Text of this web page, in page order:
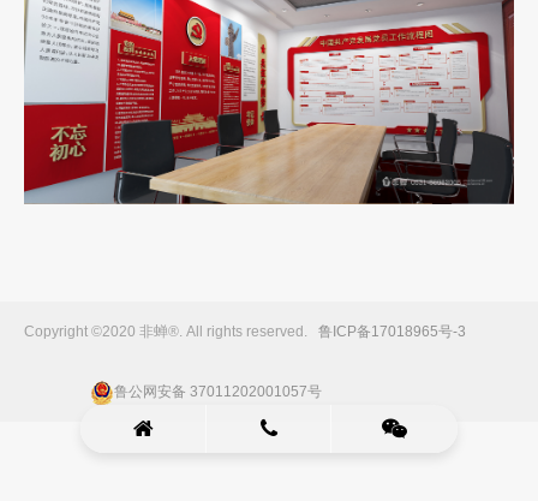
Copyright ©2020 非蝉®. All rights reserved. 鲁ICP备17018965号-3
鲁公网安备 37011202001057号